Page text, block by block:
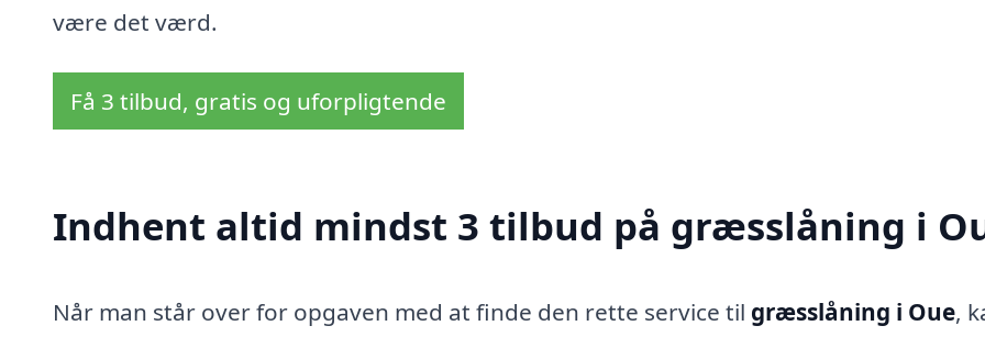
være det værd.
Få 3 tilbud, gratis og uforpligtende
Indhent altid mindst 3 tilbud på græsslåning i
Når man står over for opgaven med at finde den rette service til græsslåning i Oue,